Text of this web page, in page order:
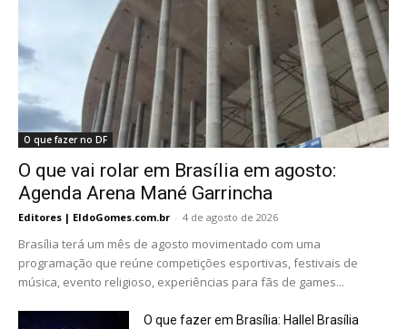
O que fazer no DF
O que vai rolar em Brasília em agosto:
Agenda Arena Mané Garrincha
Editores | EldoGomes.com.br - 4 de agosto de 2026
Brasília terá um mês de agosto movimentado com uma
programação que reúne competições esportivas, festivais de
música, evento religioso, experiências para fãs de games...
O que fazer em Brasília: Hallel Brasília